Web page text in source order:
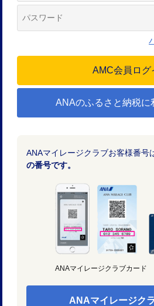
ANAのふるさと納税に
ANAマイレージクラブお客様番号
の番号です。
ANAマイレージクラブカード
ANAマイレージク